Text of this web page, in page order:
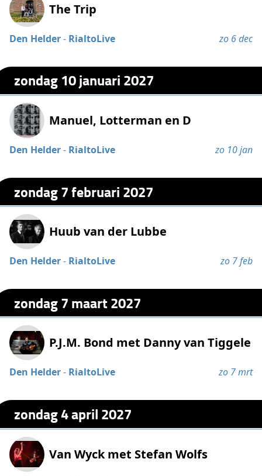
The Trip
Den Helder- RialtoLive zo 6 dec
zondag 10 januari 2027
Manuel, Lotterman en D
Den Helder- RialtoLive zo 10 jan
zondag 7 februari 2027
Huub van der Lubbe
Den Helder- RialtoLive zo 7 feb
zondag 7 maart 2027
P.J.M. Bond met Danny van Tiggele
Den Helder- RialtoLive zo 7 mrt
zondag 4 april 2027
Van Wyck met Stefan Wolfs